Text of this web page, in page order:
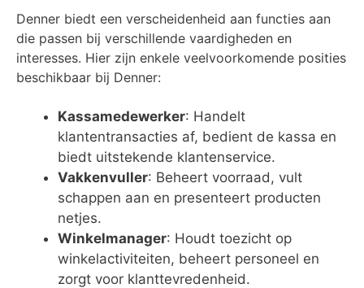
Denner biedt een verscheidenheid aan functies aan
die passen bij verschillende vaardigheden en
interesses. Hier zijn enkele veelvoorkomende posities
beschikbaar bij Denner:
Kassamedewerker: Handelt
klantentransacties af, bedient de kassa en
biedt uitstekende klantenservice.
Vakkenvuller: Beheert voorraad, vult
schappen aan en presenteert producten
netjes.
Winkelmanager: Houdt toezicht op
winkelactiviteiten, beheert personeel en
zorgt voor klanttevredenheid.